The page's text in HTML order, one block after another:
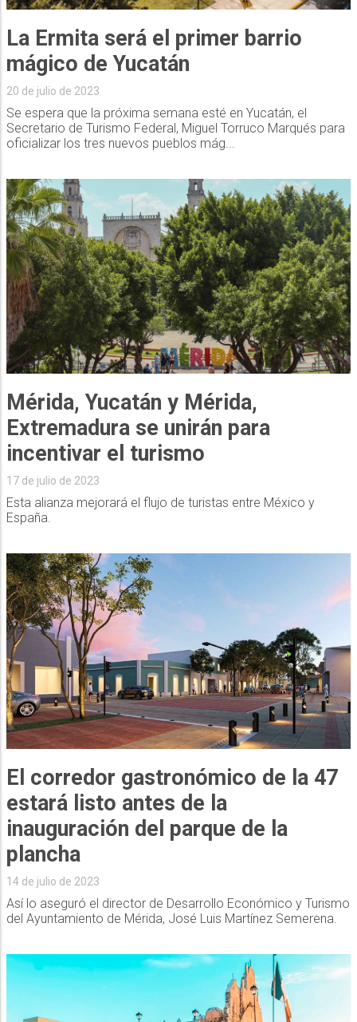
La Ermita será el primer barrio
mágico de Yucatán
20 de julio de 2023
Se espera que la próxima semana esté en Yucatán, el
Secretario de Turismo Federal, Miguel Torruco Marqués para
oficializar los tres nuevos pueblos mág...
Mérida, Yucatán y Mérida,
Extremadura se unirán para
incentivar el turismo
17 de julio de 2023
Esta alianza mejorará el flujo de turistas entre México y
España.
El corredor gastronómico de la 47
estará listo antes de la
inauguración del parque de la
plancha
14 de julio de 2023
Así lo aseguró el director de Desarrollo Económico y Turismo
del Ayuntamiento de Mérida, José Luis Martínez Semerena.